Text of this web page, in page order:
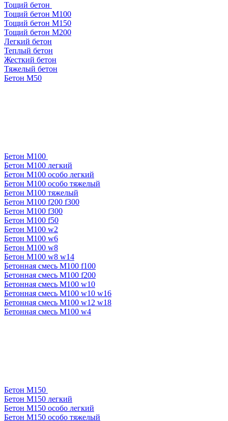
Тощий бетон
Тощий бетон М100
Тощий бетон М150
Тощий бетон М200
Легкий бетон
Теплый бетон
Жесткий бетон
Тяжелый бетон
Бетон М50
Бетон М100
Бетон М100 легкий
Бетон М100 особо легкий
Бетон М100 особо тяжелый
Бетон М100 тяжелый
Бетон М100 f200 f300
Бетон М100 f300
Бетон М100 f50
Бетон М100 w2
Бетон М100 w6
Бетон М100 w8
Бетон М100 w8 w14
Бетонная смесь М100 f100
Бетонная смесь М100 f200
Бетонная смесь М100 w10
Бетонная смесь М100 w10 w16
Бетонная смесь М100 w12 w18
Бетонная смесь М100 w4
Бетон М150
Бетон М150 легкий
Бетон М150 особо легкий
Бетон М150 особо тяжелый